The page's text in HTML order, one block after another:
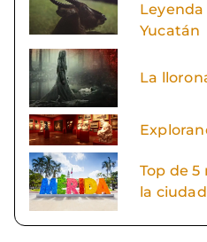
Leyenda
Yucatán
La
Top de
la